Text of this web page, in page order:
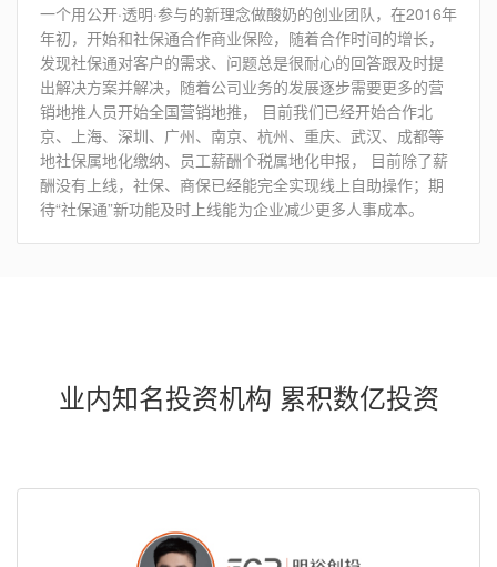
一个用公开·透明·参与的新理念做酸奶的创业团队，在2016年
年初，开始和社保通合作商业保险，随着合作时间的增长，
发现社保通对客户的需求、问题总是很耐心的回答跟及时提
出解决方案并解决，随着公司业务的发展逐步需要更多的营
销地推人员开始全国营销地推， 目前我们已经开始合作北
京、上海、深圳、广州、南京、杭州、重庆、武汉、成都等
地社保属地化缴纳、员工薪酬个税属地化申报， 目前除了薪
酬没有上线，社保、商保已经能完全实现线上自助操作；期
待“社保通”新功能及时上线能为企业减少更多人事成本。
业内知名投资机构 累积数亿投资